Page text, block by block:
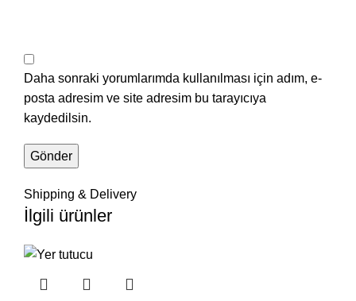
Daha sonraki yorumlarımda kullanılması için adım, e-
posta adresim ve site adresim bu tarayıcıya
kaydedilsin.
Shipping & Delivery
İlgili ürünler